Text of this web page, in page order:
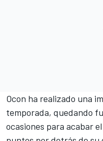
Ocon ha realizado una
temporada, quedando
ocasiones para acabar